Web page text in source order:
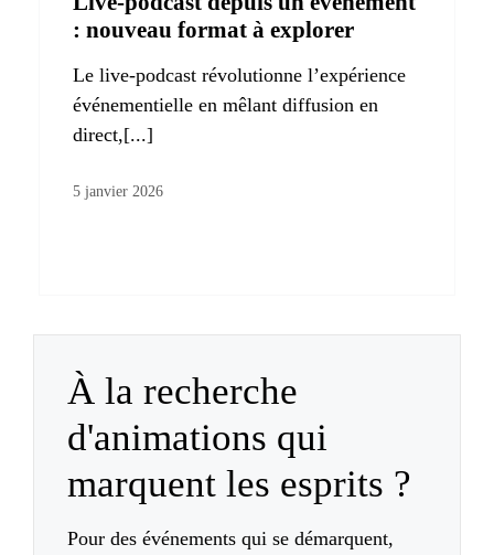
: nouveau format à explorer
Le live-podcast révolutionne l’expérience
événementielle en mêlant diffusion en
direct,[...]
5 janvier 2026
À la recherche
d'animations qui
marquent les esprits ?
Pour des événements qui se démarquent,